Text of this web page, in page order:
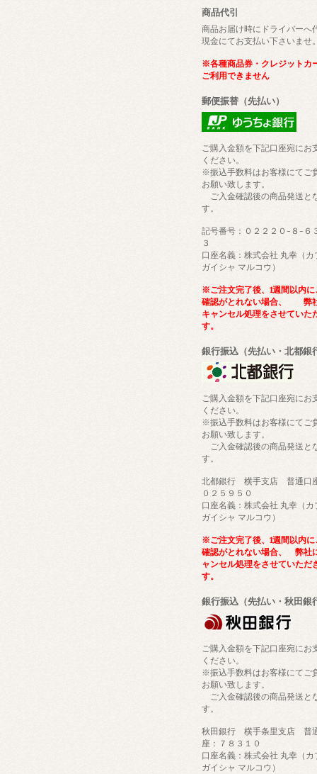
商品代引
商品お届け時にドライバーへ
現金にてお支払い下さいませ
※各種商品券・クレジットカ
ご利用できません
郵便振替（先払い）
ご購入金額を下記口座宛にお
ください。
※振込手数料はお客様にてご
お願い致します。
ご入金確認後の商品発送と
す。
記号番号：０２２２０-８-６
３
口座名義：株式会社 丸幸（カ
ガイシャ マルコウ）
※ご注文完了後、1週間以内に
確認がとれない場合、 弊
キャンセル処理をさせていた
す。
銀行振込（先払い・北都銀
ご購入金額を下記口座宛にお
ください。
※振込手数料はお客様にてご
お願い致します。
ご入金確認後の商品発送と
す。
北都銀行 横手支店 普通口
０２５９５０
口座名義：株式会社 丸幸（カ
ガイシャ マルコウ）
※ご注文完了後、1週間以内に
確認がとれない場合、 弊社
ャンセル処理をさせていただ
す。
銀行振込（先払い・秋田銀
ご購入金額を下記口座宛にお
ください。
※振込手数料はお客様にてご
お願い致します。
ご入金確認後の商品発送と
す。
秋田銀行 横手条里支店 普
座：７８３１０
口座名義：株式会社 丸幸（カ
ガイシャ マルコウ）